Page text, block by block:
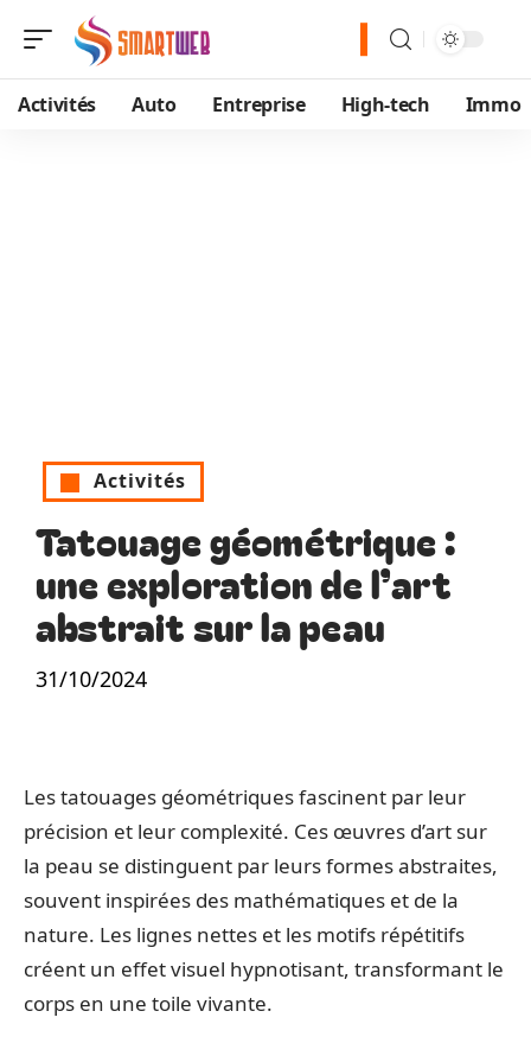
Activités Auto Entreprise High-tech Immo
Activités
Tatouage géométrique :
une exploration de l’art
abstrait sur la peau
31/10/2024
Les tatouages géométriques fascinent par leur
précision et leur complexité. Ces œuvres d’art sur
la peau se distinguent par leurs formes abstraites,
souvent inspirées des mathématiques et de la
nature. Les lignes nettes et les motifs répétitifs
créent un effet visuel hypnotisant, transformant le
corps en une toile vivante.